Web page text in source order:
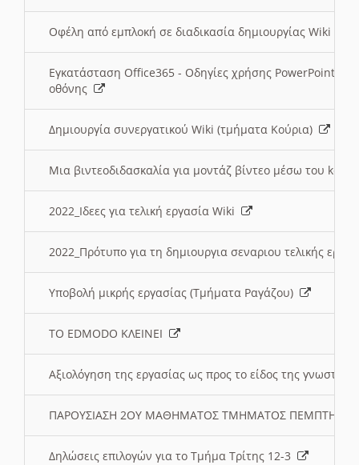
Οφέλη από εμπλοκή σε διαδικασία δημιουργίας Wiki
Εγκατάσταση Office365 - Οδηγίες χρήσης PowerPoint
οθόνης
Δημιουργία συνεργατικού Wiki (τμήματα Κούρια)
Μια βιντεοδιδασκαλία για μοντάζ βίντεο μέσω του
2022_Ιδεες για τελική εργασία Wiki
2022_Πρότυπο για τη δημιουργια σεναριου τελικής
Υποβολή μικρής εργασίας (Τμήματα Ραγάζου)
ΤΟ EDMODO ΚΛΕΙΝΕΙ
Αξιολόγηση της εργασίας ως προς το είδος της
ΠΑΡΟΥΣΙΑΣΗ 2ΟΥ ΜΑΘΗΜΑΤΟΣ ΤΜΗΜΑΤΟΣ
Δηλώσεις επιλογών για το Τμήμα Τρίτης 12-3